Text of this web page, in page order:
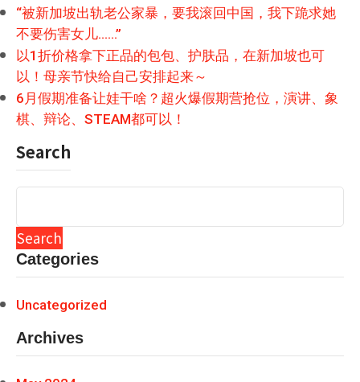
“被新加坡出轨老公家暴，要我滚回中国，我下跪求她
不要伤害女儿……”
以1折价格拿下正品的包包、护肤品，在新加坡也可
以！母亲节快给自己安排起来～
6月假期准备让娃干啥？超火爆假期营抢位，演讲、象
棋、辩论、STEAM都可以！
Search
Search
Categories
Uncategorized
Archives